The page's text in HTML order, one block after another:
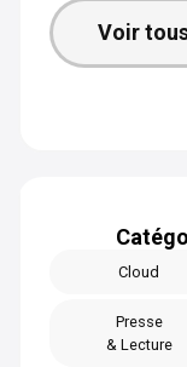
Voir
Cloud
Presse
& Lecture